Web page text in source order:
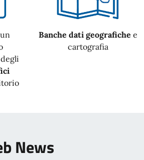
un
Banche dati geografiche e
cartografia
News